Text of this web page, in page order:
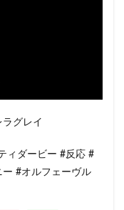
グレイ
ィダービー #反応 #
#オルフェーヴル